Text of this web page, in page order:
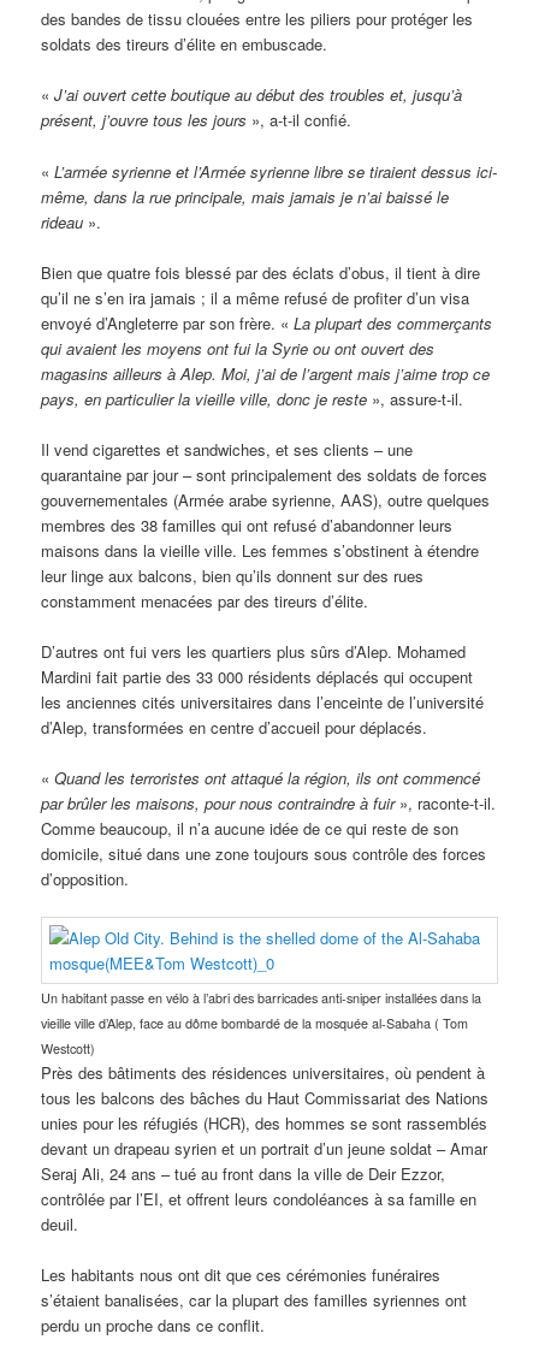
des bandes de tissu clouées entre les piliers pour protéger les
soldats des tireurs d’élite en embuscade.
«J’ai ouvert cette boutique au début des troubles et, jusqu’à
présent, j’ouvre tous les jours », a-t-il confié.
«L’armée syrienne et l’Armée syrienne libre se tiraient dessus ici-
même, dans la rue principale, mais jamais je n’ai baissé le
rideau ».
Bien que quatre fois blessé par des éclats d’obus, il tient à dire
qu’il ne s’en ira jamais ; il a même refusé de profiter d’un visa
envoyé d’Angleterre par son frère. «La plupart des commerçants
qui avaient les moyens ont fui la Syrie ou ont ouvert des
magasins ailleurs à Alep. Moi, j’ai de l’argent mais j’aime trop ce
pays, en particulier la vieille ville, donc je reste », assure-t-il.
Il vend cigarettes et sandwiches, et ses clients – une
quarantaine par jour – sont principalement des soldats de forces
gouvernementales (Armée arabe syrienne, AAS), outre quelques
membres des 38 familles qui ont refusé d’abandonner leurs
maisons dans la vieille ville. Les femmes s’obstinent à étendre
leur linge aux balcons, bien qu’ils donnent sur des rues
constamment menacées par des tireurs d’élite.
D’autres ont fui vers les quartiers plus sûrs d’Alep. Mohamed
Mardini fait partie des 33 000 résidents déplacés qui occupent
les anciennes cités universitaires dans l’enceinte de l’université
d’Alep, transformées en centre d’accueil pour déplacés.
«Quand les terroristes ont attaqué la région, ils ont commencé
par brûler les maisons, pour nous contraindre à fuir», raconte-t-il.
Comme beaucoup, il n’a aucune idée de ce qui reste de son
domicile, situé dans une zone toujours sous contrôle des forces
d’opposition.
Un habitant passe en vélo à l’abri des barricades anti-sniper installées dans la
vieille ville d’Alep, face au dôme bombardé de la mosquée al-Sabaha ( Tom
Westcott)
Près des bâtiments des résidences universitaires, où pendent à
tous les balcons des bâches du Haut Commissariat des Nations
unies pour les réfugiés (HCR), des hommes se sont rassemblés
devant un drapeau syrien et un portrait d’un jeune soldat – Amar
Seraj Ali, 24 ans – tué au front dans la ville de Deir Ezzor,
contrôlée par l’EI, et offrent leurs condoléances à sa famille en
deuil.
Les habitants nous ont dit que ces cérémonies funéraires
s’étaient banalisées, car la plupart des familles syriennes ont
perdu un proche dans ce conflit.